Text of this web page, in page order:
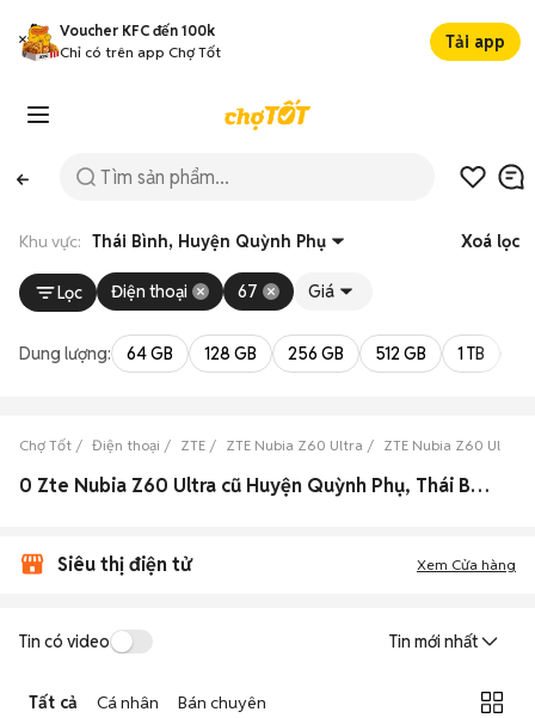
Voucher KFC đến 100k
Chỉ có trên app Chợ Tốt
Tải app
Khu vực: Thái Bình, Huyện Quỳnh Phụ Xoá lọc
Lọc Điện thoại 67 Giá
Dung lượng: 64 GB 128 GB 256 GB 512 GB 1 TB
Chợ Tốt Điện thoại ZTE ZTE Nubia Z60 Ultra ZTE Nubia Z60 Ultra
0 Zte Nubia Z60 Ultra cũ Huyện Quỳnh Phụ, Thái Bình đẹp
Siêu thị điện tử Xem Cửa hàng
Tin có video Tin mới nhất
Tất cả Cá nhân Bán chuyên